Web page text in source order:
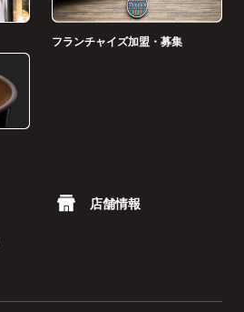
フランチャイズ加盟・募集
店舗情報